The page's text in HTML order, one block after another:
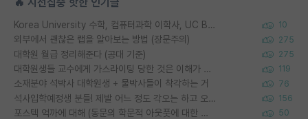
Korea University 수학, 컴퓨터과학 이학사, UC Berkeley 산업공학 대학원 공학박사가 되는 것은 쉽지 않겠죠? 10
외부에서 괜찮은 랩을 알아보는 방법 (장문주의) 275
대학원 월급 정리해준다 (공대 기준) 275
대학원생들 교수에게 가스라이팅 당한 것은 이해가 갑니다. 안타깝네요. 119
소재분야 석박사 대학원생 + 물박사들이 착각하는 거 76
석사입학예정생 분들! 제발 어느 정도 각오는 하고 오세요. 156
포스텍 억까에 대해 (동문의 학문적 아웃풋에 대한 반박) 50